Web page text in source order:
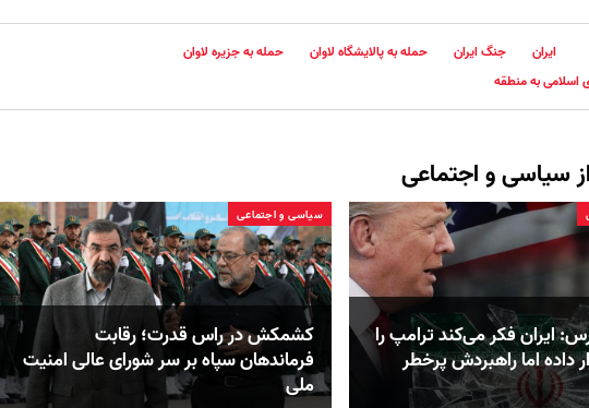
ایران جنگ ایران حمله به پالایشگاه لاوان
حمله به جزیره لاوان
به منطقه
سیاسی و اجتماعی
ایران فکر می‌کند ترامپ را
داده‌ اما راهبردش پرخطر
سیاسی و اجتماعی
کشمکش در راس قدرت؛ رقابت
فرماندهان سپاه بر سر شورای عالی امنیت
ملی